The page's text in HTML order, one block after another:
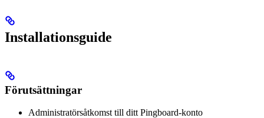
Installationsguide
Förutsättningar
Administratörsåtkomst till ditt Pingboard-konto